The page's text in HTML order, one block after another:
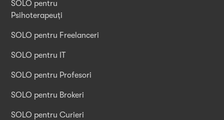
SOLO pentru
Psihoterapeuți
SOLO pentru Freelanceri
SOLO pentru IT
SOLO pentru Profesori
SOLO pentru Brokeri
SOLO pentru Curieri